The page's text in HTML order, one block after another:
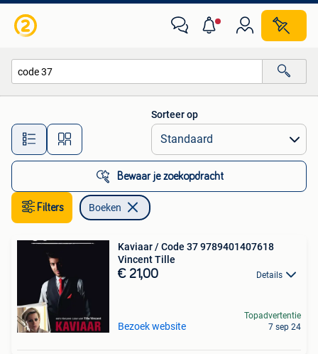
Alle afstanden…
Sorteer op
Bewaar je zoekopdracht
Filters Boeken
Kaviaar / Code 37 9789401407618
Vincent Tille
€ 21,00 Details
Bezoek website
Topadvertentie
7 sep 24